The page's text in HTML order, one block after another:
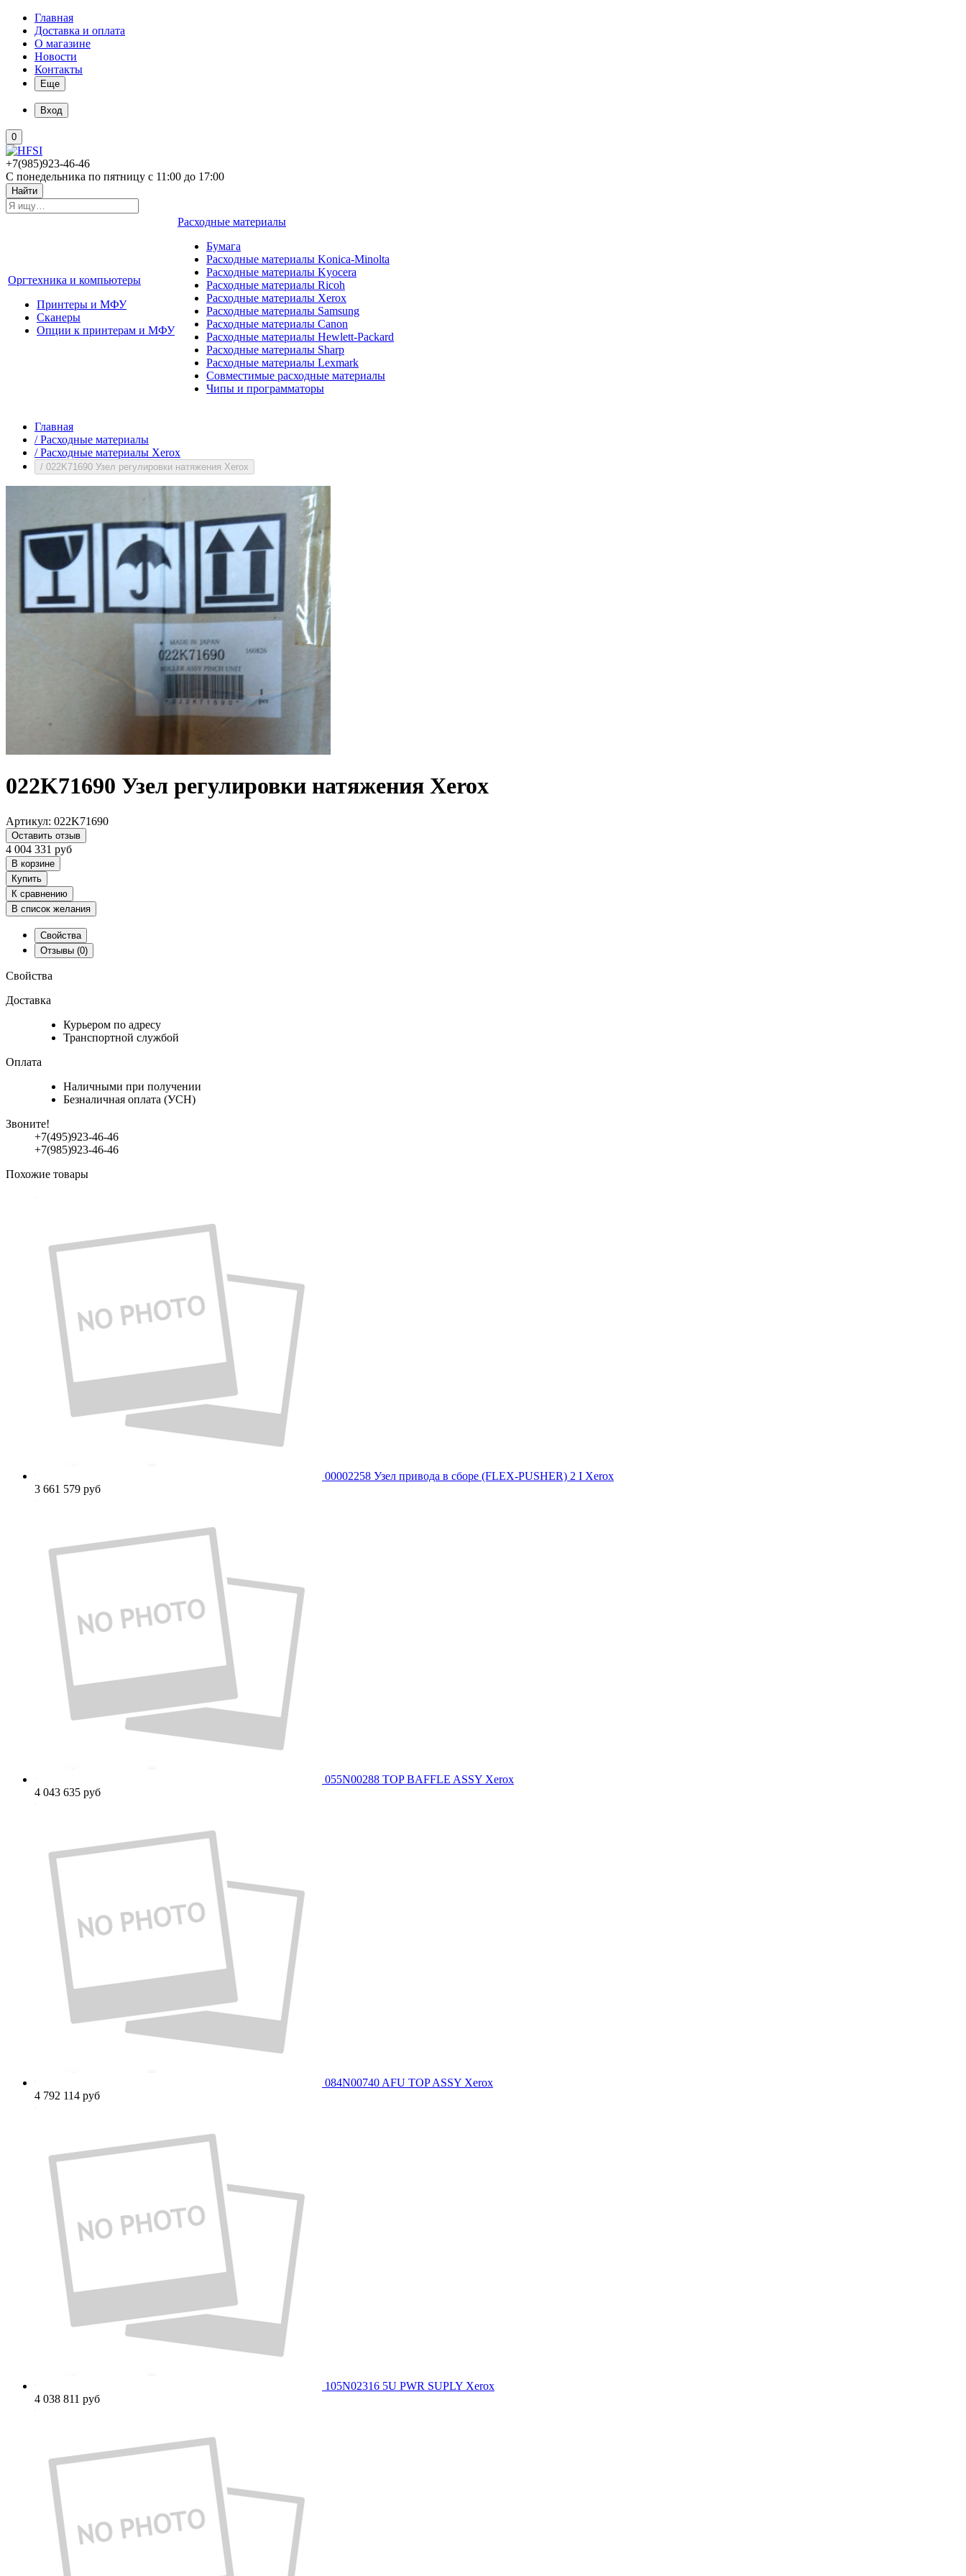
Главная
Доставка и оплата
О магазине
Новости
Контакты
Еще
Вход
0
+7(985)923-46-46
С понедельника по пятницу с 11:00 до 17:00
Найти
Оргтехника и компьютеры
Принтеры и МФУ
Сканеры
Опции к принтерам и МФУ
Расходные материалы
Бумага
Расходные материалы Konica-Minolta
Расходные материалы Kyocera
Расходные материалы Ricoh
Расходные материалы Xerox
Расходные материалы Samsung
Расходные материалы Canon
Расходные материалы Hewlett-Packard
Расходные материалы Sharp
Расходные материалы Lexmark
Совместимые расходные материалы
Чипы и программаторы
Главная
/ Расходные материалы
/ Расходные материалы Xerox
/ 022K71690 Узел регулировки натяжения Xerox
022K71690 Узел регулировки натяжения Xerox
Артикул: 022K71690
Оставить отзыв
4 004 331 руб
В корзине
Купить
К сравнению
В список желания
Свойства
Отзывы (0)
Свойства
Доставка
Курьером по адресу
Транспортной службой
Оплата
Наличными при получении
Безналичная оплата (УСН)
Звоните!
+7(495)923-46-46
+7(985)923-46-46
Похожие товары
00002258 Узел привода в сборе (FLEX-PUSHER) 2 I Xerox
3 661 579 руб
055N00288 TOP BAFFLE ASSY Xerox
4 043 635 руб
084N00740 AFU TOP ASSY Xerox
4 792 114 руб
105N02316 5U PWR SUPLY Xerox
4 038 811 руб